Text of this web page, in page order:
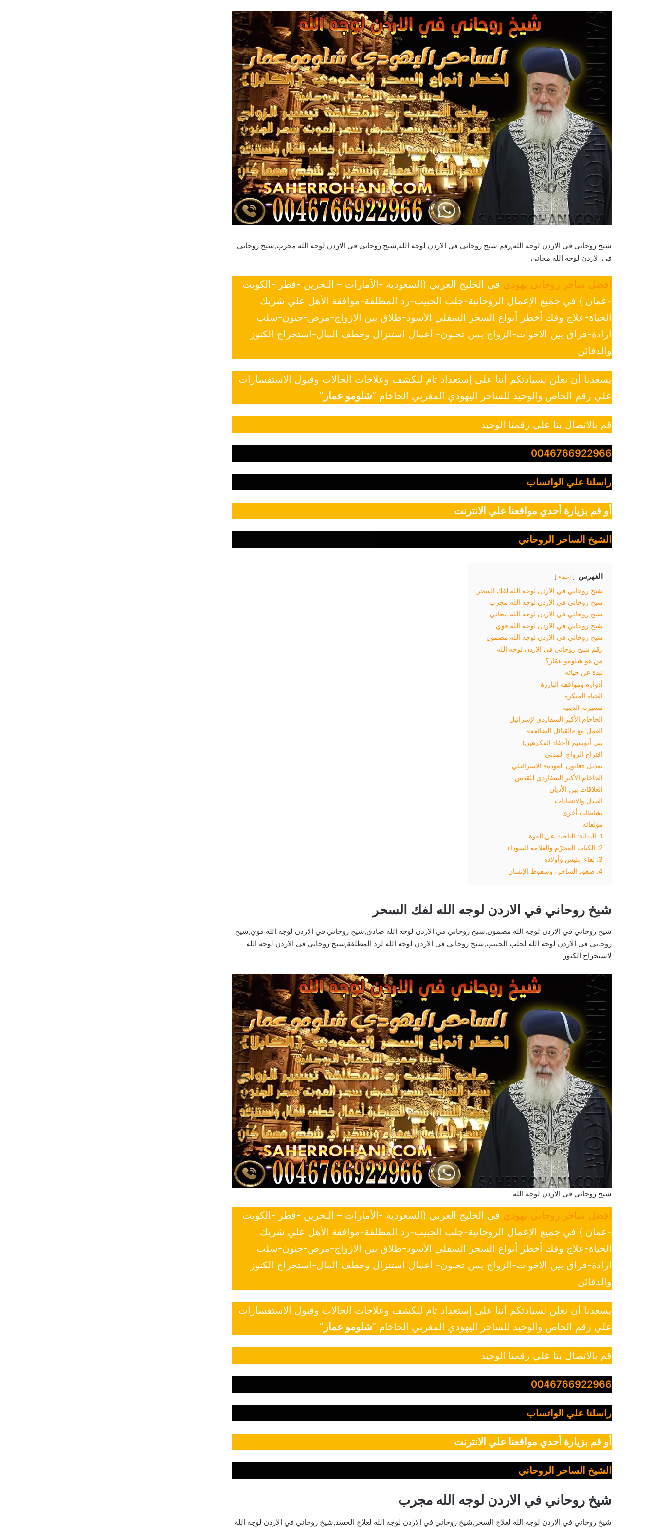
شيخ روحاني في الاردن لوجه الله,رقم شيخ روحاني في الاردن لوجه الله,شيخ روحاني في الاردن لوجه الله مجرب,شيخ روحاني
في الاردن لوجه الله مجاني
افضل ساحر روحاني يهودي في الخليج العربي (السعودية -الأمارات – البحرين -قطر -الكويت
-عمان ) في جميع الإعمال الروحانية-جلب الحبيب-رد المطلقة-موافقة الأهل علي شريك
الحياة-علاج وفك أخطر أنواع السحر السفلي الأسود-طلاق بين الازواج-مرض-جنون-سلب
ارادة-فراق بين الاخوات-الزواج بمن تحبون- أعمال استنزال وخطف المال-استخراج الكنوز
والدفائن
يسعدنا أن نعلن لسيادتكم أننا على إستعداد تام للكشف وعلاجات الحالات وقبول الاستفسارات
علي رقم الخاص والوحيد للساحر اليهودي المغربي الحاخام “شلومو عمار ”
قم بالاتصال بنا علي رقمنا الوحيد
0046766922966
راسلنا علي الواتساب
أو قم بزيارة أحدي مواقعنا علي الانترنت
الشيخ الساحر الروحاني
الفهرس إخفاء
شيخ روحاني في الاردن لوجه الله لفك السحر
شيخ روحاني في الاردن لوجه الله مجرب
شيخ روحاني في الاردن لوجه الله مجاني
شيخ روحاني في الاردن لوجه الله قوي
شيخ روحاني في الاردن لوجه الله مضمون
رقم شيخ روحاني في الاردن لوجه الله
من هو شلومو عمّار؟
نبذة عن حياته
أدواره ومواقفه البارزة
الحياة المبكرة
مسيرته الدينية
الحاخام الأكبر السفاردي لإسرائيل
العمل مع «القبائل الضائعة»
بني أنوسيم (أحفاد المكرهين)
اقتراح الزواج المدني
تعديل «قانون العودة» الإسرائيلي
الحاخام الأكبر السفاردي للقدس
العلاقات بين الأديان
الجدل والانتقادات
نشاطات أخرى
مؤلفاته
1. البداية: الباحث عن القوة
2. الكتاب المحرّم والعلامة السوداء
3. لقاء إبليس وأولاده
4. صعود الساحر، وسقوط الإنسان
شيخ روحاني في الاردن لوجه الله لفك السحر
شيخ روحاني في الاردن لوجه الله مضمون,شيخ روحاني في الاردن لوجه الله صادق,شيخ روحاني في الاردن لوجه الله قوي,شيخ
روحاني في الاردن لوجه الله لجلب الحبيب,شيخ روحاني في الاردن لوجه الله لرد المطلقة,شيخ روحاني في الاردن لوجه الله
لاستخراج الكنوز
شيخ روحاني في الاردن لوجه الله
افضل ساحر روحاني يهودي في الخليج العربي (السعودية -الأمارات – البحرين -قطر -الكويت
-عمان ) في جميع الإعمال الروحانية-جلب الحبيب-رد المطلقة-موافقة الأهل علي شريك
الحياة-علاج وفك أخطر أنواع السحر السفلي الأسود-طلاق بين الازواج-مرض-جنون-سلب
ارادة-فراق بين الاخوات-الزواج بمن تحبون- أعمال استنزال وخطف المال-استخراج الكنوز
والدفائن
يسعدنا أن نعلن لسيادتكم أننا على إستعداد تام للكشف وعلاجات الحالات وقبول الاستفسارات
علي رقم الخاص والوحيد للساحر اليهودي المغربي الحاخام “شلومو عمار ”
قم بالاتصال بنا علي رقمنا الوحيد
0046766922966
راسلنا علي الواتساب
أو قم بزيارة أحدي مواقعنا علي الانترنت
الشيخ الساحر الروحاني
شيخ روحاني في الاردن لوجه الله مجرب
شيخ روحاني في الاردن لوجه الله لعلاج السحر,شيخ روحاني في الاردن لوجه الله لعلاج الحسد,شيخ روحاني في الاردن لوجه الله